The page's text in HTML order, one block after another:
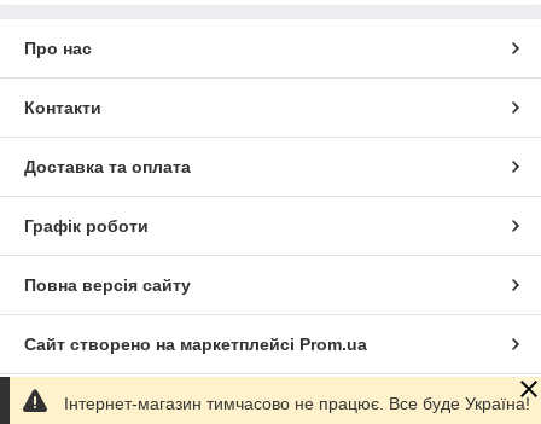
Про нас
Контакти
Доставка та оплата
Графік роботи
Повна версія сайту
Сайт створено на маркетплейсі Prom.ua
Політика конфіденційності
Інтернет-магазин тимчасово не працює. Все буде Україна!